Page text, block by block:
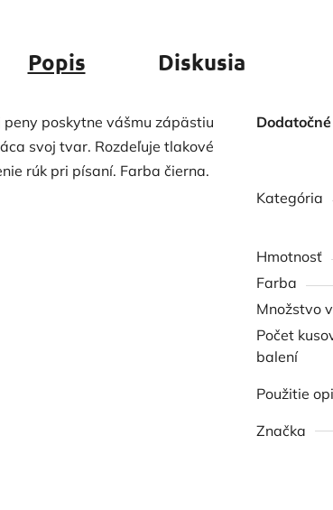
Popis Diskusia
poskytne vášmu zápästiu
svoj tvar. Rozdeľuje tlakové
rúk pri písaní. Farba čierna.
Kategória
Hmotnosť
Farba
Množstvo
Počet
balení
Použitie
Značka